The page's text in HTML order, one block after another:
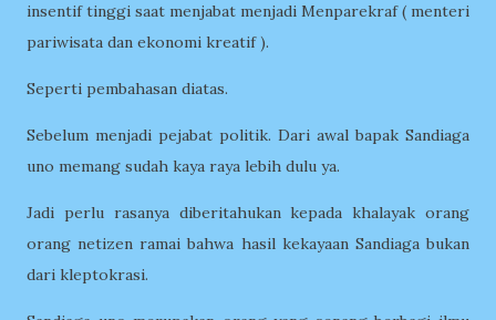
insentif tinggi saat menjabat menjadi Menparekraf ( menteri
pariwisata dan ekonomi kreatif ).
Seperti pembahasan diatas.
Sebelum menjadi pejabat politik. Dari awal bapak Sandiaga
uno memang sudah kaya raya lebih dulu ya.
Jadi perlu rasanya diberitahukan kepada khalayak orang
orang netizen ramai bahwa hasil kekayaan Sandiaga bukan
dari kleptokrasi.